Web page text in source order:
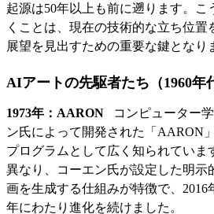
起源は50年以上も前に遡ります。こ
くことは、現在の技術的な立ち位
展望を見出すための重要な鍵となり
AIアートの先駆者たち（1960年
1973年：AARON コンピューター
ン氏によって開発された「AARON
プログラムとして広く知られていま
異なり、コーエン氏が設定した明示
画を生成する仕組みが特徴で、
年にわたり進化を続けました。